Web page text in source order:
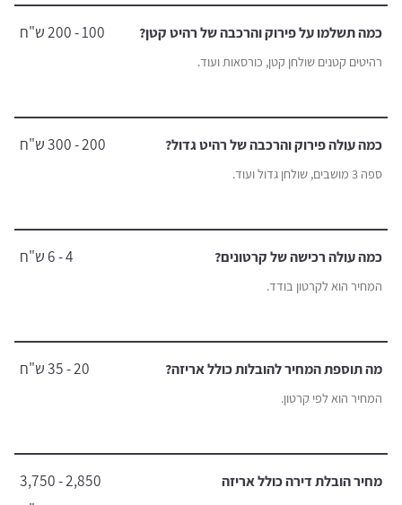
כמה תשלמו על פירוק והרכבה של רהיט קטן?
רהיטים קטנים שולחן קטן, כורסאות ועוד.
100 - 200 ש"ח
כמה עולה פירוק והרכבה של רהיט גדול?
ספה 3 מושבים, שולחן גדול ועוד.
200 - 300 ש"ח
כמה עולה רכישה של קרטונים?
המחיר הוא לקרטון בודד.
4 - 6 ש"ח
מה תוספת המחיר להובלות כולל אריזה?
המחיר הוא לפי קרטון.
20 - 35 ש"ח
מחיר הובלת דירה כולל אריזה
2,850 - 3,750